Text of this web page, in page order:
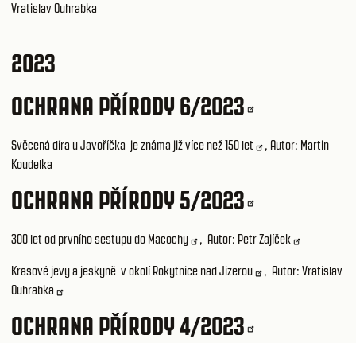
Vratislav Ouhrabka
2023
OCHRANA PŘÍRODY 6/2023
Svěcená díra u Javoříčka je známa již více než 150 let
, Autor: Martin
Koudelka
OCHRANA PŘÍRODY 5/2023
300 let od prvního sestupu do Macochy , Autor: Petr Zajíček
Krasové jevy a jeskyně v okolí Rokytnice nad Jizerou , Autor: Vratislav
Ouhrabka
OCHRANA PŘÍRODY 4/2023